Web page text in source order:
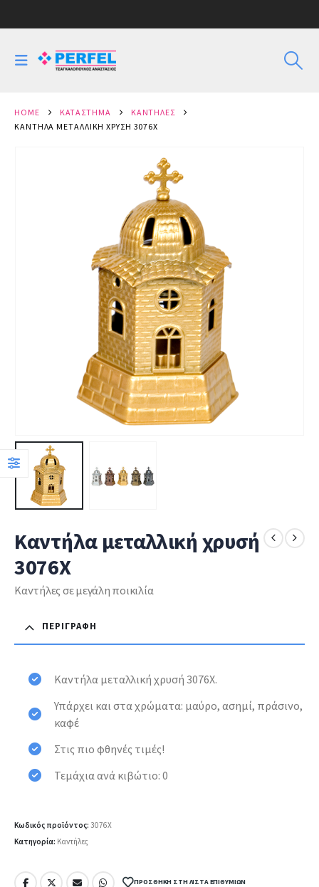
HOME ΚΑΤΆΣΤΗΜΑ
ΚΑΝΤΉΛΕΣ
ΚΑΝΤΉΛΑ ΜΕΤΑΛΛΙΚΉ ΧΡΥΣΉ 3076X
Καντήλα μεταλλική χρυσή
3076X
Καντήλες σε μεγάλη ποικιλία
ΠΕΡΙΓΡΑΦΉ
Καντήλα μεταλλική χρυσή 3076X.
Υπάρχει και στα χρώματα: μαύρο, ασημί, πράσινο,
καφέ
Στις πιο φθηνές τιμές!
Τεμάχια ανά κιβώτιο: 0
Κωδικός προϊόντος: 3076X
Κατηγορία: Καντήλες
ΠΡΟΣΘΉΚΗ ΣΤΗ ΛΊΣΤΑ ΕΠΙΘΥΜΙΏΝ